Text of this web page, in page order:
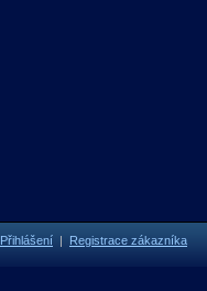
Přihlášení | Registrace zákazníka